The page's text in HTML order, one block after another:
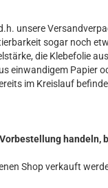
unsere
sogar noch
die Klebefolie
einwandigem Papier
im Kreislauf
handeln,
Shop verkauft